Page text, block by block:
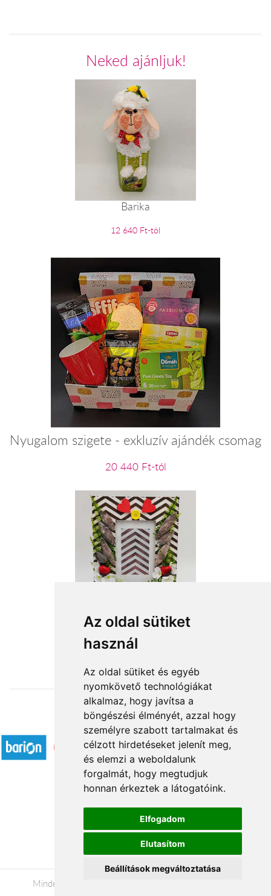
Az oldal sütiket
használ
Az oldal sütiket és egyéb
nyomkövető technológiákat
alkalmaz, hogy javítsa a
böngészési élményét, azzal hogy
személyre szabott tartalmakat és
célzott hirdetéseket jelenít meg,
és elemzi a weboldalunk
forgalmát, hogy megtudjuk
honnan érkeztek a látogatóink.
Elfogadom
Elutasítom
Beállítások megváltoztatása
Neked ajánljuk!
Barika
12 640 Ft-tól
Nyugalom szigete - exkluzív ajándék csomag
20 440 Ft-tól
Asztali képkeret 1
6 600 Ft-tól
Elfogadott fizetési módok
Á.SZ.F.
Impresszum
Adatkezelési tájékoztató
Minden jog fenntartva © 2026 |